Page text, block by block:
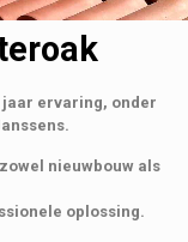
jaar ervaring, onder
nieuwbouw als
oplossing.